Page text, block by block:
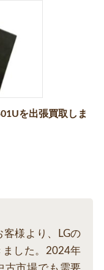
を出張買取しま
様より、LGの
ました。2024年